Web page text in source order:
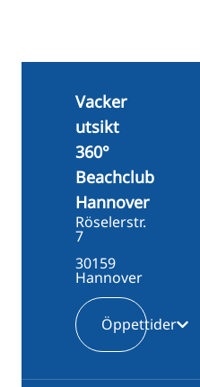
Vacker
utsikt
360°
Beachclub
Hannover
Röselerstr.
7
30159
Hannover
Öppettider